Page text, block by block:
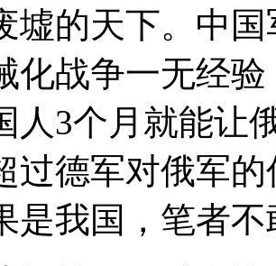
墟的天下。中
化战争一无经
人3个月就能让
过德军对俄军
是我国，笔者